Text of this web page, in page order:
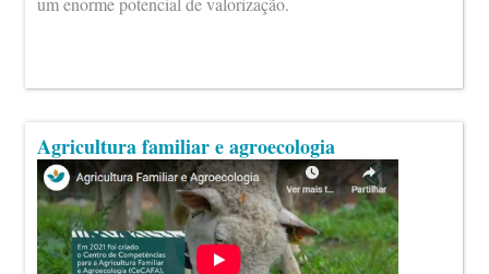
Agricultura familiar e agroecologia